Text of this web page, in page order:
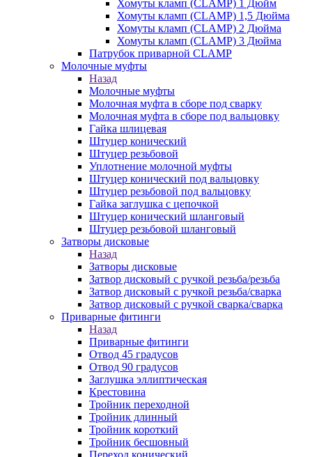
Хомуты кламп (CLAMP) 1 Дюйм
Хомуты кламп (CLAMP) 1,5 Дюйма
Хомуты кламп (CLAMP) 2 Дюйма
Хомуты кламп (CLAMP) 3 Дюйма
Патрубок приварной CLAMP
Молочные муфты
Назад
Молочные муфты
Молочная муфта в сборе под сварку
Молочная муфта в сборе под вальцовку
Гайка шлицевая
Штуцер конический
Штуцер резьбовой
Уплотнение молочной муфты
Штуцер конический под вальцовку
Штуцер резьбовой под вальцовку
Гайка заглушка с цепочкой
Штуцер конический шланговый
Штуцер резьбовой шланговый
Затворы дисковые
Назад
Затворы дисковые
Затвор дисковый с ручкой резьба/резьба
Затвор дисковый с ручкой резьба/сварка
Затвор дисковый с ручкой сварка/сварка
Приварные фитинги
Назад
Приварные фитинги
Отвод 45 градусов
Отвод 90 градусов
Заглушка эллиптическая
Крестовина
Тройник переходной
Тройник длинный
Тройник короткий
Тройник бесшовный
Переход конический